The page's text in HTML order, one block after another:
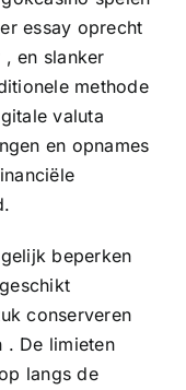
essay oprecht
en slanker
methode
valuta
en opnames
beperken
conserveren
. De limieten
langs de